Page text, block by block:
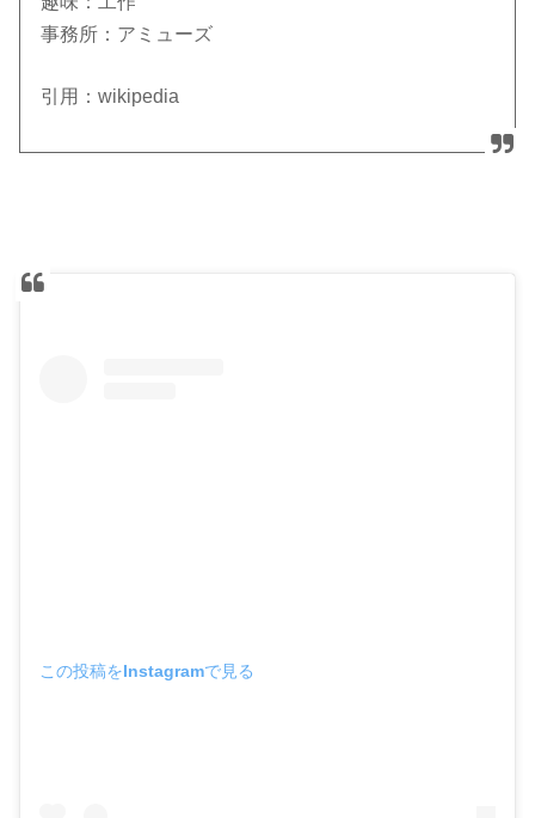
事務所：アミューズ
引用：wikipedia
この投稿をInstagramで見る